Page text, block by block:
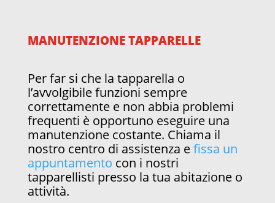
MANUTENZIONE TAPPARELLE
Per far si che la tapparella o
l’avvolgibile funzioni sempre
correttamente e non abbia problemi
frequenti è opportuno eseguire una
manutenzione costante. Chiama il
nostro centro di assistenza efissa un
appuntamento con i nostri
tapparellisti presso la tua abitazione o
attività.